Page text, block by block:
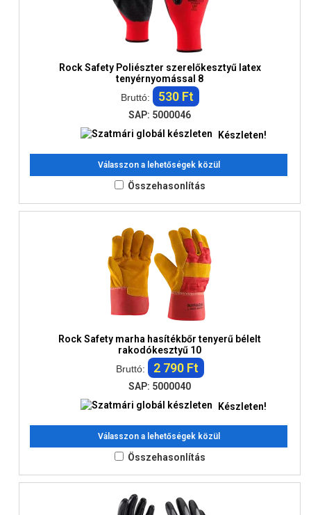
Rock Safety Poliészter szerelőkesztyű latex
tenyérnyomással 8
Bruttó:
530 Ft
SAP: 5000046
Készleten!
Válasszon a lehetőségek közül
Összehasonlítás
Rock Safety marha hasítékbőr tenyerű bélelt
rakodókesztyű 10
Bruttó:
2 790 Ft
SAP: 5000040
Készleten!
Válasszon a lehetőségek közül
Összehasonlítás